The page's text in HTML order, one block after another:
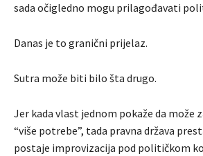
sada očigledno mogu prilagođavati
Danas je to granični prijelaz.
Sutra može biti bilo šta drugo.
Jer kada vlast jednom pokaže da može
“više potrebe”, tada pravna država
postaje improvizacija pod političkom